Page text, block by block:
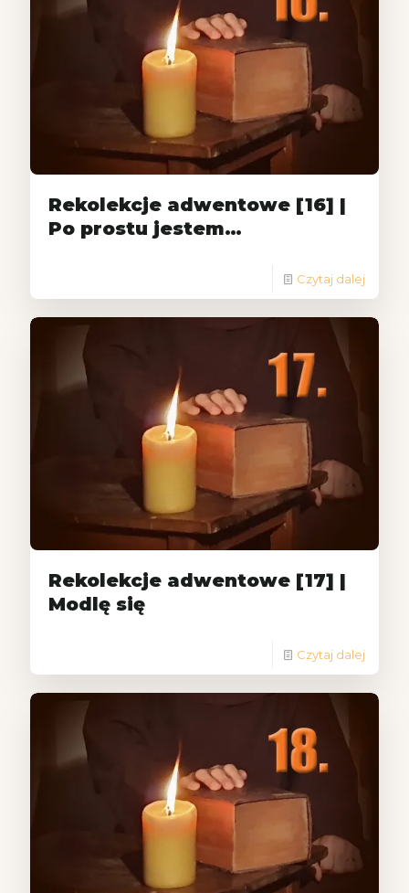
Rekolekcje adwentowe [16] |
Po prostu jestem…
Czytaj dalej
Rekolekcje adwentowe [17] |
Modlę się
Czytaj dalej